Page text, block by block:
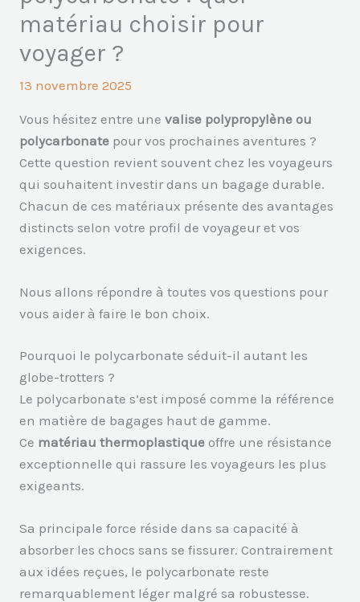
matériau choisir pour
voyager ?
13 novembre 2025
Vous hésitez entre unevalise polypropylène ou
polycarbonate pour vos prochaines aventures ?
Cette question revient souvent chez les voyageurs
qui souhaitent investir dans un bagage durable.
Chacun de ces matériaux présente des avantages
distincts selon votre profil de voyageur et vos
exigences.
Nous allons répondre à toutes vos questions pour
vous aider à faire le bon choix.
Pourquoi le polycarbonate séduit-il autant les
globe-trotters ?
Le polycarbonate s’est imposé comme la référence
en matière de bagages haut de gamme.
Ce matériau thermoplastique offre une résistance
exceptionnelle qui rassure les voyageurs les plus
exigeants.
Sa principale force réside dans sa capacité à
absorber les chocs sans se fissurer. Contrairement
aux idées reçues, le polycarbonate reste
remarquablement léger malgré sa robustesse.